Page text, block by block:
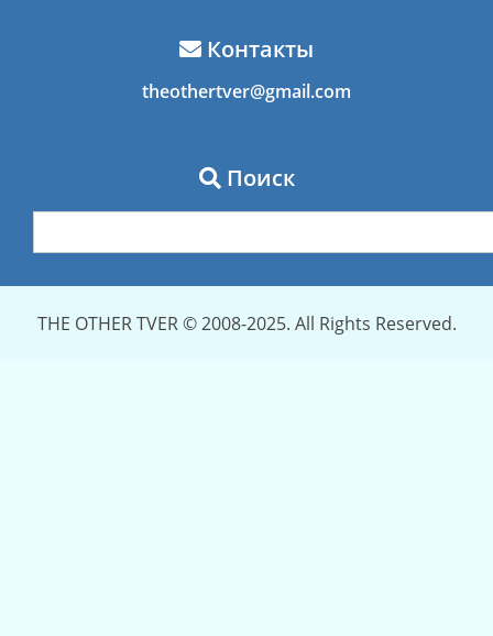
Контакты
theothertver@gmail.com
Поиск
THE OTHER TVER © 2008-2025. All Rights Reserved.